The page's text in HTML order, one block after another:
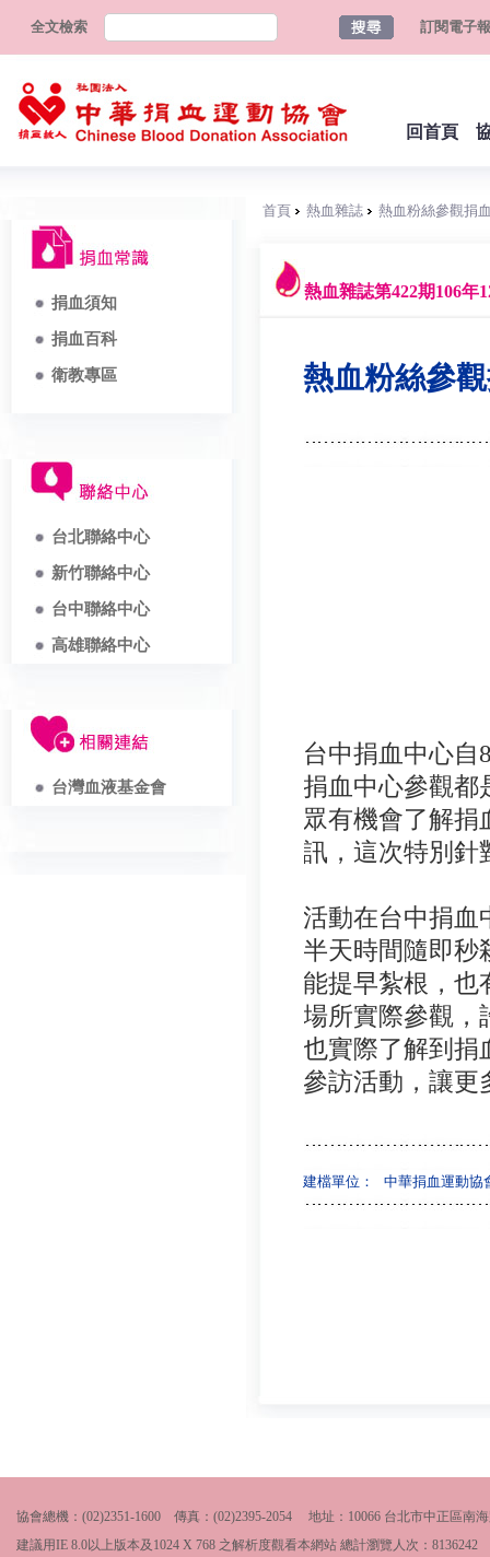
全文檢索 訂閱電子報
回首頁
捐血須知
捐血百科
衛教專區
台北聯絡中心
新竹聯絡中心
台中聯絡中心
高雄聯絡中心
台灣血液基金會
首頁 熱血雜誌 熱血粉絲參觀捐
熱血雜誌第422期106年
熱血粉絲參
台中捐血中心自
捐血中心參觀都
眾有機會了解捐
訊，這次特別針
活動在台中捐血
半天時間隨即秒
能提早紮根，也
場所實際參觀，
也實際了解到捐
參訪活動，讓更
建檔單位： 中華捐血運動協
協會總機：(02)2351-1600 傳真：(02)2395-2054 地址：10066 台北市中正區南
建議用IE 8.0以上版本及1024 X 768 之解析度觀看本網站 總計瀏覽人次： 8136242